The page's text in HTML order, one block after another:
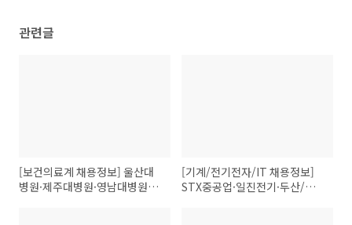
기업, 금호건설 | 건설워커 6월 랭킹
관련글
[보건의료계 채용정보] 울산대
병원·제주대병원·영남대병원
[기계/전기전자/IT 채용정보]
STX중공업·일진전기·두산/정